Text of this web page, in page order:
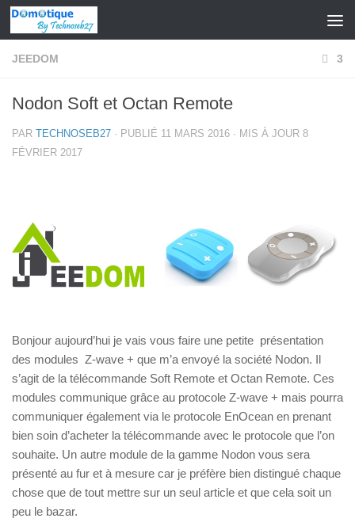
Skip to content
JEEDOM 3
Nodon Soft et Octan Remote
PAR TECHNOSEB27 · PUBLIÉ 11 MARS 2016 · MIS À JOUR 8
FÉVRIER 2017
Bonjour aujourd’hui je vais vous faire une petite présentation
des modules Z-wave + que m’a envoyé la société Nodon. Il
s’agit de la télécommande Soft Remote et Octan Remote. Ces
modules communique grâce au protocole Z-wave + mais pourra
communiquer également via le protocole EnOcean en prenant
bien soin d’acheter la télécommande avec le protocole que l’on
souhaite. Un autre module de la gamme Nodon vous sera
présenté au fur et à mesure car je préfère bien distingué chaque
chose que de tout mettre sur un seul article et que cela soit un
peu le bazar.